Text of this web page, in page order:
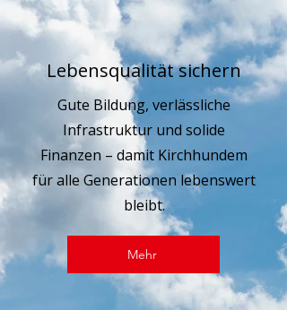
Lebensqualität sichern
Gute Bildung, verlässliche
Infrastruktur und solide
Finanzen – damit Kirchhundem
für alle Generationen lebenswert
bleibt.
Mehr